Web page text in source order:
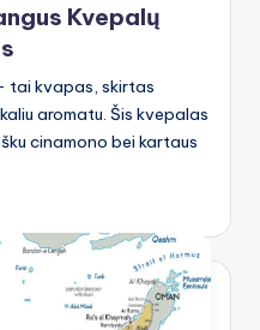
Kvepalų
tai kvapas, skirtas
aromatu. Šis kvepalas
cinamono bei kartaus